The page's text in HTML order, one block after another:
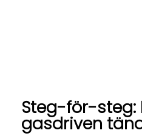
Steg-för-steg:
gasdriven